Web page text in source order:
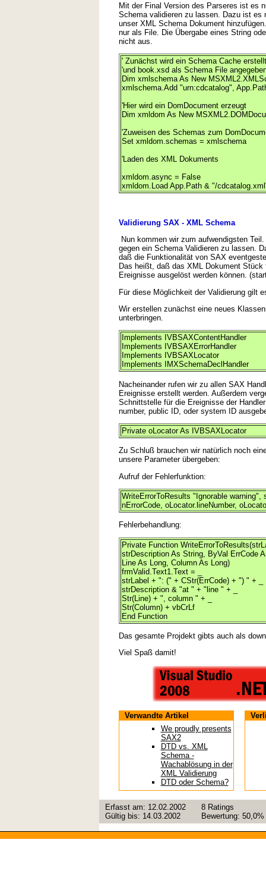
Mit der Final Version des Parseres ist es
Schema validieren zu lassen. Dazu ist es
unser XML Schema Dokument
nur als File. Die Übergabe eines String
nicht aus.
' Zunächst wird ein Schema Cache erstellt
'und book.xsd als Schema File
Dim xmlschema As New
xmlschema.Add "urn:cdcatalog",
'Hier wird ein DomDocument erzeugt
Dim xmldom As New
'Zuweisen des Schemas zum
Set xmldom.schemas = xmlschema
'Laden des XML Dokuments
xmldom.async = False
xmldom.Load App.Path & "/
Validierung SAX - XML Schema
Nun kommen wir zum aufwendigsten
gegen ein Schema Validieren zu lassen.
daß die Funktionalität von SAX
Das heißt, daß das XML Dokument
Ereignisse ausgelöst werden können.
Für diese Möglichkeit der Validierung gilt
Wir erstellen zunächst eine neues
unterbringen.
Implements IVBSAXContentHandler
Implements IVBSAXErrorHandler
Implements IVBSAXLocator
Implements IMXSchemaDeclHandler
Nacheinander rufen wir zu allen SAX
Ereignisse erstellt werden. Außerdem
Schnittstelle für die Ereignisse der
number, public ID, oder system ID
Private oLocator As IVBSAXLocator
Zu Schluß brauchen wir natürlich noch
unsere Parameter übergeben:
Aufruf der Fehlerfunktion:
WriteErrorToResults "Ignorable warning",
nErrorCode, oLocator.lineNumber,
Fehlerbehandlung:
Private Function
strDescription As String, ByVal ErrCode
Line As Long, Column As Long)
frmValid.Text1.Text = _
strLabel + ": (" + CStr(ErrCode) + ") " + _
strDescription & "at " + "line " + _
Str(Line) + ", column " + _
Str(Column) + vbCrLf
End Function
Das gesamte Projdekt gibts auch als
Viel Spaß damit!
Verwandte Artikel
We proudly presents
SAX2
DTD vs. XML
Schema -
Wachablösung in der
XML Validierung
DTD oder Schema?
Erfasst am: 12.02.2002
Gültig bis: 14.03.2002
8 Ratings
Bewertung: 50,0%